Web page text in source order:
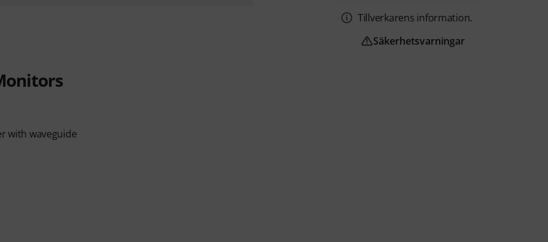
with waveguide
Tillverkarens information.
Säkerhetsvarningar